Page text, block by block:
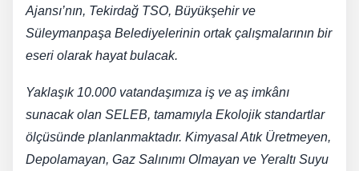
Ajansı’nın, Tekirdağ TSO, Büyükşehir ve
Süleymanpaşa Belediyelerinin ortak çalışmalarının bir
eseri olarak hayat bulacak.
Yaklaşık 10.000 vatandaşımıza iş ve aş imkânı
sunacak olan SELEB, tamamıyla Ekolojik standartlar
ölçüsünde planlanmaktadır. Kimyasal Atık Üretmeyen,
Depolamayan, Gaz Salınımı Olmayan ve Yeraltı Suyu